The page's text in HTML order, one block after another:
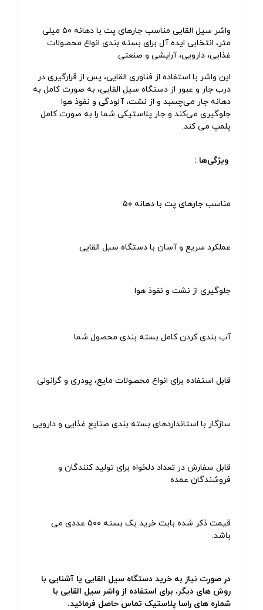
واشر سیل‌ القایی مناسب جار‌های پت با دهانه ۵۰ میلی‌
متر، انتخابی ایده‌ آل برای بسته‌ بندی انواع محصولات
غذایی، دارویی، آرایشی و صنعتی.
این واشر با استفاده از فناوری القایی، پس از قرارگیری در
درب جار و عبور از دستگاه سیل القایی، به‌ صورت کامل به
دهانه جار می‌چسبد و از نشت، آلودگی و نفوذ هوا
جلوگیری می‌کند و جار پلاستیکی شما را به صورت کامل
پلمپ می کند.
ویژگی‌ها :
مناسب جار‌های پت با دهانه ۵۰
عملکرد سریع و آسان با دستگاه سیل القایی
جلوگیری از نشت و نفوذ هوا
آب بندی کردن کامل بسته بندی محصول شما
قابل استفاده برای انواع محصولات مایع، پودری و گرانولی
سازگار با استانداردهای بسته ‌بندی صنایع غذایی و دارویی
قابل سفارش در تعداد دلخواه برای تولید کنندگان و
فروشندگان عمده
قیمت ذکر شده بابت خرید یک بسته ۵۰۰ عددی می
باشد.
در صورت نیاز به خرید دستگاه سیل القایی یا آشنایی با
روش های دیگر، برای استفاده از واشر سیل القایی با
شماره های راسا پلاستیک تماس حاصل فرمائید.